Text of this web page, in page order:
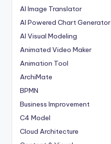
AI Image Translator
AI Powered Chart Generator
AI Visual Modeling
Animated Video Maker
Animation Tool
ArchiMate
BPMN
Business Improvement
C4 Model
Cloud Architecture